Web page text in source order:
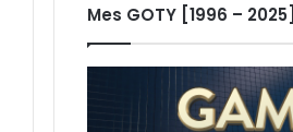
Mes GOTY [1996 – 2025]